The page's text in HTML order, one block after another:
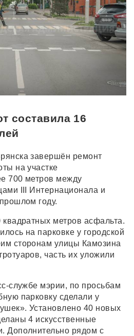
составила 16
завершён ремонт
на участке
700 метров между
III Интернационала и
году.
метров асфальта.
на парковке у городской
сторонам улицы Камозина
часть их уложили
службе мэрии, по просьбам
парковку сделали у
Установлено 40 новых
4 искусственные
Дополнительно рядом с